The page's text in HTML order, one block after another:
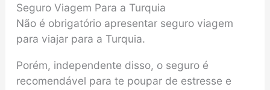
Seguro Viagem Para a Turquia
Não é obrigatório apresentar seguro viagem
para viajar para a Turquia.
Porém, independente disso, o seguro é
recomendável para te poupar de estresse e